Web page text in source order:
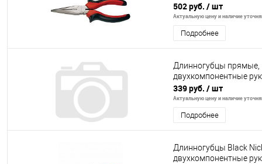
502 руб. / шт
Актуальную цену и наличие
Подробнее
Длинногубцы прямые,
двухкомпонентные
339 руб. / шт
Актуальную цену и наличие
Подробнее
Длинногубцы Black
двухкомпонентные